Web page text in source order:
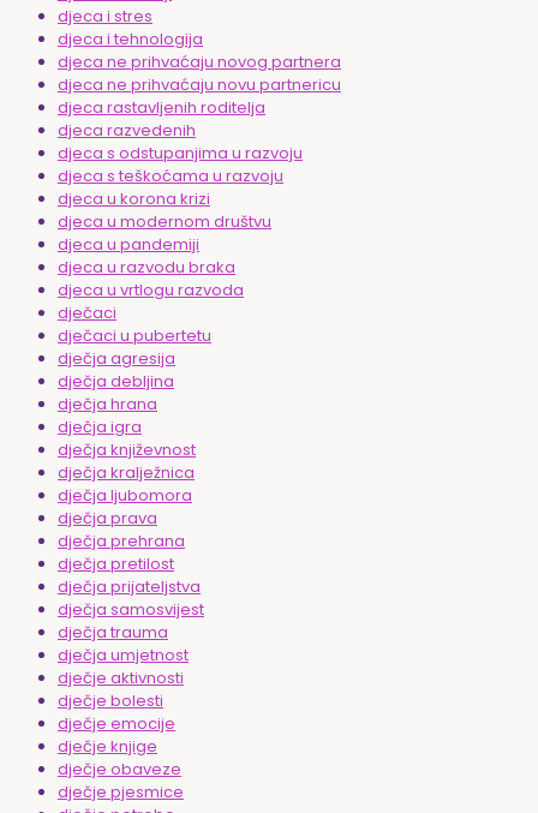
djeca i stres
djeca i tehnologija
djeca ne prihvaćaju novog partnera
djeca ne prihvaćaju novu partnericu
djeca rastavljenih roditelja
djeca razvedenih
djeca s odstupanjima u razvoju
djeca s teškoćama u razvoju
djeca u korona krizi
djeca u modernom društvu
djeca u pandemiji
djeca u razvodu braka
djeca u vrtlogu razvoda
dječaci
dječaci u pubertetu
dječja agresija
dječja debljina
dječja hrana
dječja igra
dječja književnost
dječja kralježnica
dječja ljubomora
dječja prava
dječja prehrana
dječja pretilost
dječja prijateljstva
dječja samosvijest
dječja trauma
dječja umjetnost
dječje aktivnosti
dječje bolesti
dječje emocije
dječje knjige
dječje obaveze
dječje pjesmice